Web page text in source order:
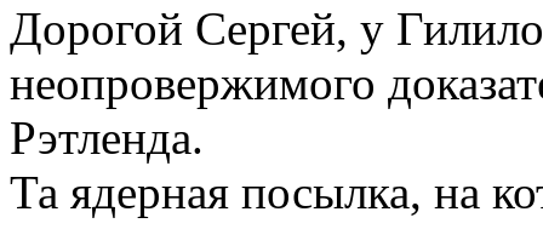
Дорогой Сергей, у
неопровержимого
Рэтленда.
Та ядерная посылка, на